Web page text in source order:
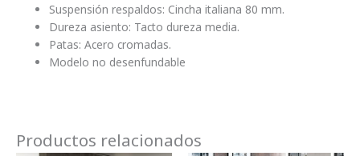
Suspensión respaldos: Cincha italiana 80 mm.
Dureza asiento: Tacto dureza media.
Patas: Acero cromadas.
Modelo no desenfundable
Productos relacionados